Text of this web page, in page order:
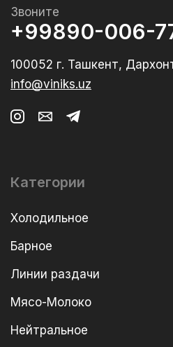
Звоните
+99890-006-
100052 г. Ташкент,
info@viniks.uz
Категории
Холодильное
Барное
Линии раздачи
Мясо-Молоко
Нейтральное